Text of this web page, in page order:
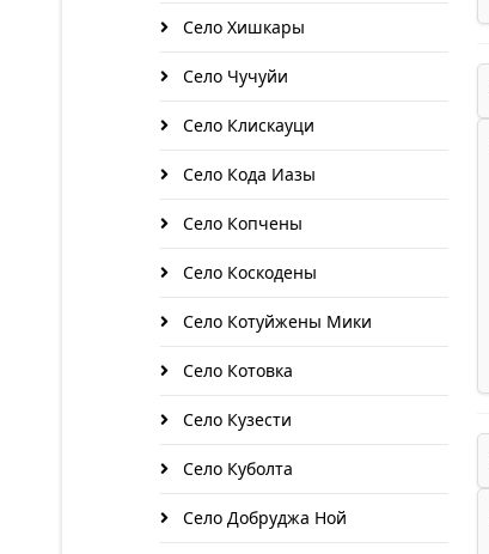
Село Хишкары
Село Чучуйи
Село Клискауци
Село Кода Иазы
Село Копчены
Село Коскодены
Село Котуйжены Мики
Село Котовка
Село Кузести
Село Куболта
Село Добруджа Ной